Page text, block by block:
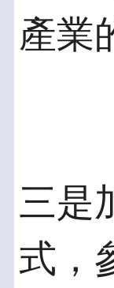
產業
三是
式，